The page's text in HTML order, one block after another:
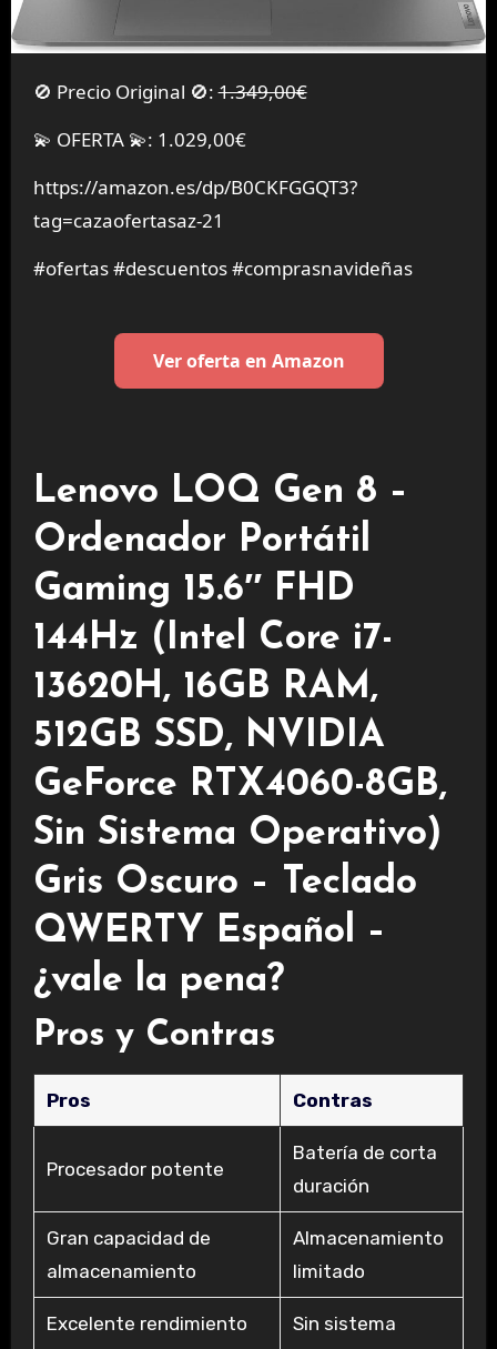
🚫 Precio Original 🚫:1.349,00€
💫 OFERTA 💫: 1.029,00€
https://amazon.es/dp/B0CKFGGQT3?
tag=cazaofertasaz-21
#ofertas #descuentos #comprasnavideñas
Ver oferta en Amazon
Lenovo LOQ Gen 8 –
Ordenador Portátil
Gaming 15.6″ FHD
144Hz (Intel Core i7-
13620H, 16GB RAM,
512GB SSD, NVIDIA
GeForce RTX4060-8GB,
Sin Sistema Operativo)
Gris Oscuro – Teclado
QWERTY Español –
¿vale la pena?
Pros y Contras
Pros Contras
Procesador potente
Batería de corta
duración
Gran capacidad de
almacenamiento
Almacenamiento
limitado
Excelente rendimiento
Sin sistema